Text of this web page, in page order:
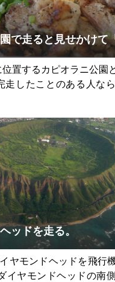
レイルの入り口までは、
ョギングでも、タクシ
タサイクルorレンタカー
の入り口までのルート
ループコース（初心者
分）、 ③ カネアロレ・トレ
、コースの左の部分） の3
、1周約4kmです。 私は今回、
した。①ではランナーに
匹（たぶん野生では
うなコースです。 ②はバレーと
あり、小川もあります
小川のそば降りてい
）というトレイルで、
が、どちらかというと
置するカピオラニ公園
走したことのある人な
、ホノルルマラソンの
一番馴染みのある場所
しながらもカピオラニ
トし、モンサラット通
りに進んで
イオニアサルーン」と
こはなんと日本人のハ
1位のお店！ 11時の開店前から
イキキ周辺で走り出
オラニ公園に向かうも
て、たらふく食べて、
キあるある...） 私は去年の12月
ッドを走る。
ヤモンドヘッドを飛行